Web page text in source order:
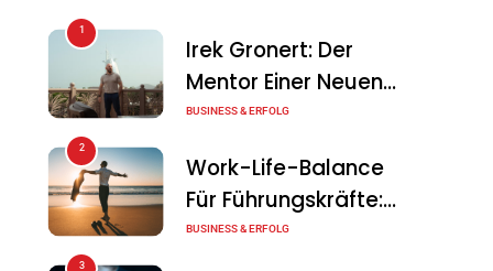
1
Irek Gronert: Der
Mentor Einer Neuen
Generation Von
BUSINESS & ERFOLG
2
Work-Life-Balance
Für Führungskräfte:
Illusion Oder Echte
BUSINESS & ERFOLG
3